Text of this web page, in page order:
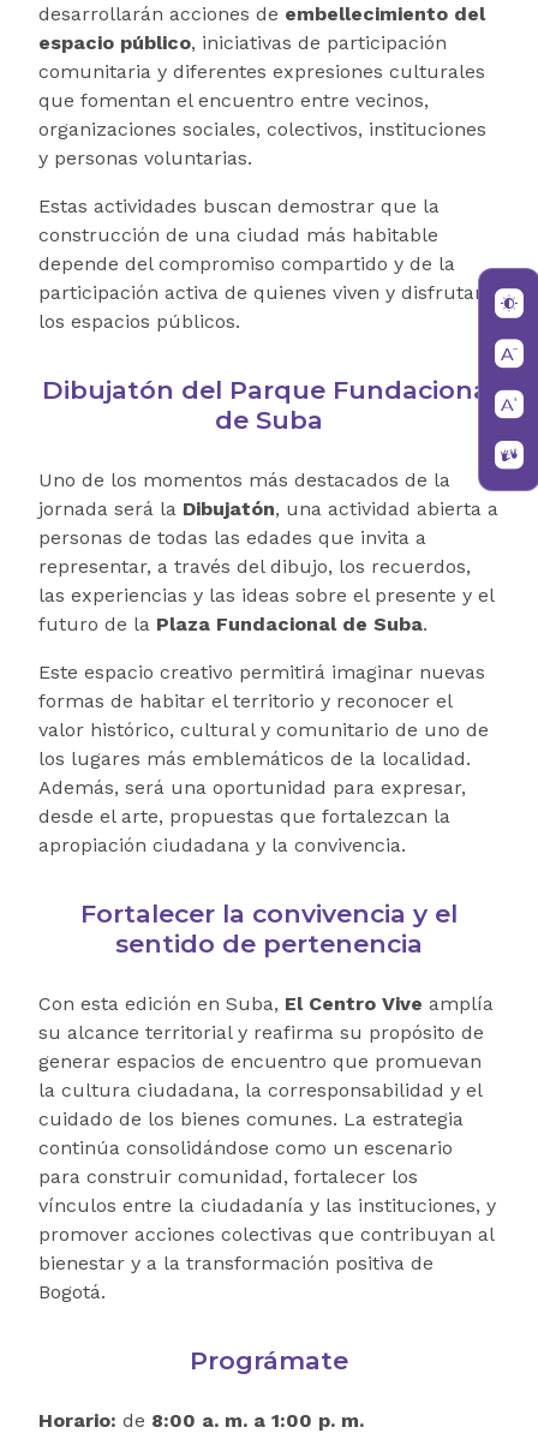
desarrollarán acciones de embellecimiento del
espacio público, iniciativas de participación
comunitaria y diferentes expresiones culturales
que fomentan el encuentro entre vecinos,
organizaciones sociales, colectivos, instituciones
y personas voluntarias.
Estas actividades buscan demostrar que la
construcción de una ciudad más habitable
depende del compromiso compartido y de la
participación activa de quienes viven y disfrutan
los espacios públicos.
Dibujatón del Parque Fundacional
de Suba
Uno de los momentos más destacados de la
jornada será la Dibujatón, una actividad abierta a
personas de todas las edades que invita a
representar, a través del dibujo, los recuerdos,
las experiencias y las ideas sobre el presente y el
futuro de la Plaza Fundacional de Suba.
Este espacio creativo permitirá imaginar nuevas
formas de habitar el territorio y reconocer el
valor histórico, cultural y comunitario de uno de
los lugares más emblemáticos de la localidad.
Además, será una oportunidad para expresar,
desde el arte, propuestas que fortalezcan la
apropiación ciudadana y la convivencia.
Fortalecer la convivencia y el
sentido de pertenencia
Con esta edición en Suba, El Centro Vive amplía
su alcance territorial y reafirma su propósito de
generar espacios de encuentro que promuevan
la cultura ciudadana, la corresponsabilidad y el
cuidado de los bienes comunes. La estrategia
continúa consolidándose como un escenario
para construir comunidad, fortalecer los
vínculos entre la ciudadanía y las instituciones, y
promover acciones colectivas que contribuyan al
bienestar y a la transformación positiva de
Bogotá.
Prográmate
Horario: de 8:00 a. m. a 1:00 p. m.